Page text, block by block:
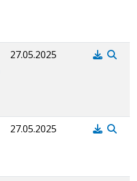
27.05.2025
27.05.2025